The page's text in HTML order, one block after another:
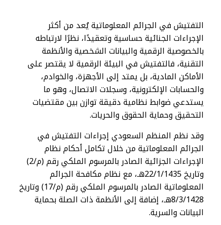
التفتيش في الجرائم المعلوماتية يُعد من أكثر
الإجراءات الجنائية حساسية وتعقيدًا، نظرًا لارتباطه
بالخصوصية الرقمية والبيانات الشخصية والأنظمة
التقنية، فالتفتيش في البيئة الرقمية لا يقتصر على
الأماكن المادية، بل يمتد إلى الأجهزة، والخوادم،
والحسابات الإلكترونية، وسجلات الاتصال، وهو ما
يستدعي ضوابط نظامية دقيقة توازن بين مقتضيات
التحقيق وحماية الحقوق والحريات.
وقد نظم المنظم السعودي إجراءات التفتيش في
الجرائم المعلوماتية من خلال تكامل أحكام نظام
الإجراءات الجزائية الصادر بالمرسوم الملكي رقم (م/2)
وتاريخ 22/1/1435هـ، مع نظام مكافحة الجرائم
المعلوماتية الصادر بالمرسوم الملكي رقم (م/17) وتاريخ
8/3/1428هـ، إضافة إلى الأنظمة ذات الصلة بحماية
البيانات والسرية.